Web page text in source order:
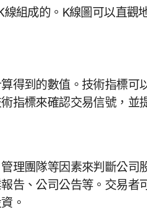
指標來確認交易信號，並
理團隊等因素來判斷公司
告、公司公告等。交易者
。